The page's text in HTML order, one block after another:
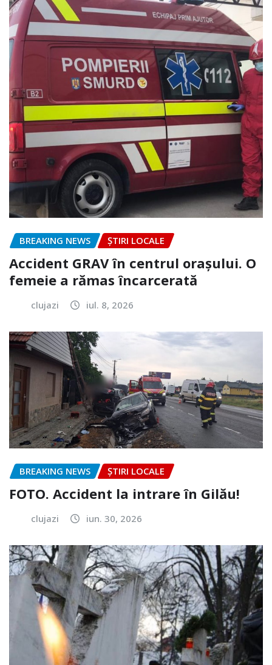
BREAKING NEWS ȘTIRI LOCALE
Accident GRAV în centrul orașului. O
femeie a rămas încarcerată
clujazi iul. 8, 2026
BREAKING NEWS ȘTIRI LOCALE
FOTO. Accident la intrare în Gilău!
clujazi iun. 30, 2026